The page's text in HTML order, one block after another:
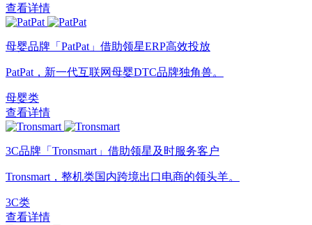
查看详情
母婴品牌「PatPat」借助领星ERP高效投放
PatPat，新一代互联网母婴DTC品牌独角兽。
母婴类
查看详情
3C品牌「Tronsmart」借助领星及时服务客户
Tronsmart，整机类国内跨境出口电商的领头羊。
3C类
查看详情